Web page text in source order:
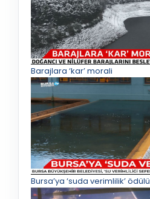
Barajlara ‘kar’ morali
Bursa’ya ‘suda verimlilik’ ödülü